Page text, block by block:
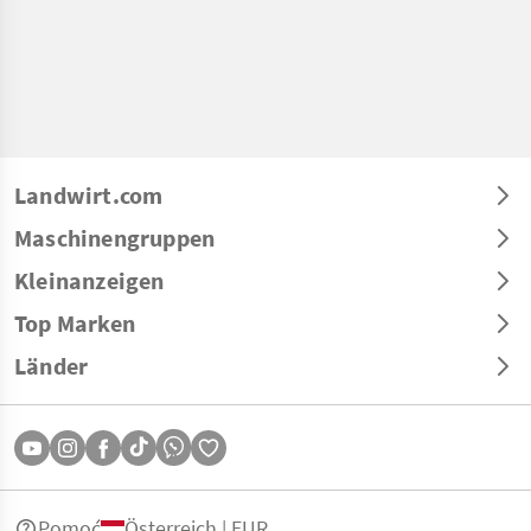
Landwirt.com
Maschinengruppen
Kleinanzeigen
Top Marken
Länder